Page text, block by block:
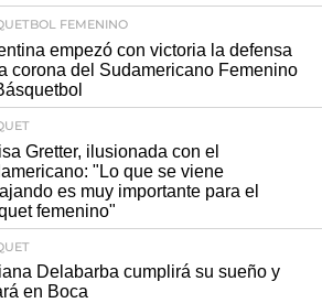
FEMENINO
empezó con victoria la defensa
corona del Sudamericano Femenino
Gretter, ilusionada con el
"Lo que se viene
es muy importante para el
femenino"
Delabarba cumplirá su sueño y
en Boca